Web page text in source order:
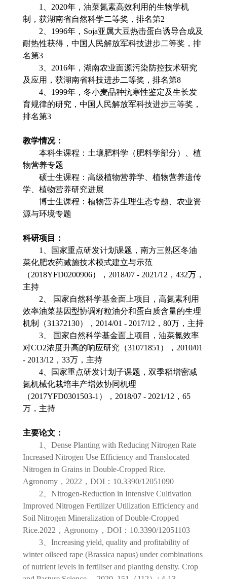
1
2020年，油菜氮素高效利用的生物学机
制，获湖南省自然科学二等奖，排名第2
2
1996年， Soja亚属大豆热击蛋白诱导合成及
耐热性获得，中国人民解放军科技进步二等奖，排
名第3
3、 2016年，湖南农业面源污染防控技术研究
及应用，获湖南省科技进步二等奖，排名第8
4、 1999年，冬小麦品种抗寒性鉴定及生长发
育规律的研究，中国人民解放军科技进步三等奖，
排名第3
教学情况：
本科生课程：土壤肥料学（肥料学部分）、植
物营养专题
硕士生课程：高级植物营养学、植物营养遗传
学、植物营养研究进展
博士生课程：植物营养生理生态专题、农业资
源与环境专题
科研项目：
1
、国家重点研发计划课题，南方三熟区冬油
菜化肥农药减施技术模式建立与示范
（2018YFD0200906）， 2018/07 - 2021/12 ， 432万，
主持
2
国家自然科学基金面上项目，高氮素利用
效率油菜基因型协调籽粒油分和蛋白质含量的生理
机制（31372130）， 2014/01 - 2017/12 ， 80万，主持
3、
国家自然科学基金面上项目，油菜氮效率
对CO2浓度升高的响应研究（31071851 ）， 2010/01
- 2013/12 ， 33万，主持
4、国家重点研发计划子课题，双季稻增密减
氮机械化栽培丰产增效协同机理
（2017YFD0301503-1 ）， 2018/07 - 2021/12 ， 65
万，主持
主要论文：
1
Dense Planting with Reducing Nitrogen Rate
Increased Nitrogen Use Efficiency and Translocated
Nitrogen in Grains in Double-Cropped Rice.
Agronomy， 2022 ， DOI： 10.3390/12051090
2
Nitrogen-Reduction in Intensive Cultivation
Improved Nitrogen Fertilizer Utilization Efficiency and
Soil Nitrogen Mineralization of Double-Cropped
Rice.2022 ， Agronomy， DOI： 10.3390/12051103
3、 Increasing yield, quality and profitability of
winter oilseed rape (Brassica napus) under combinations
of nutrient levels in fertiliser and planting density. Crop